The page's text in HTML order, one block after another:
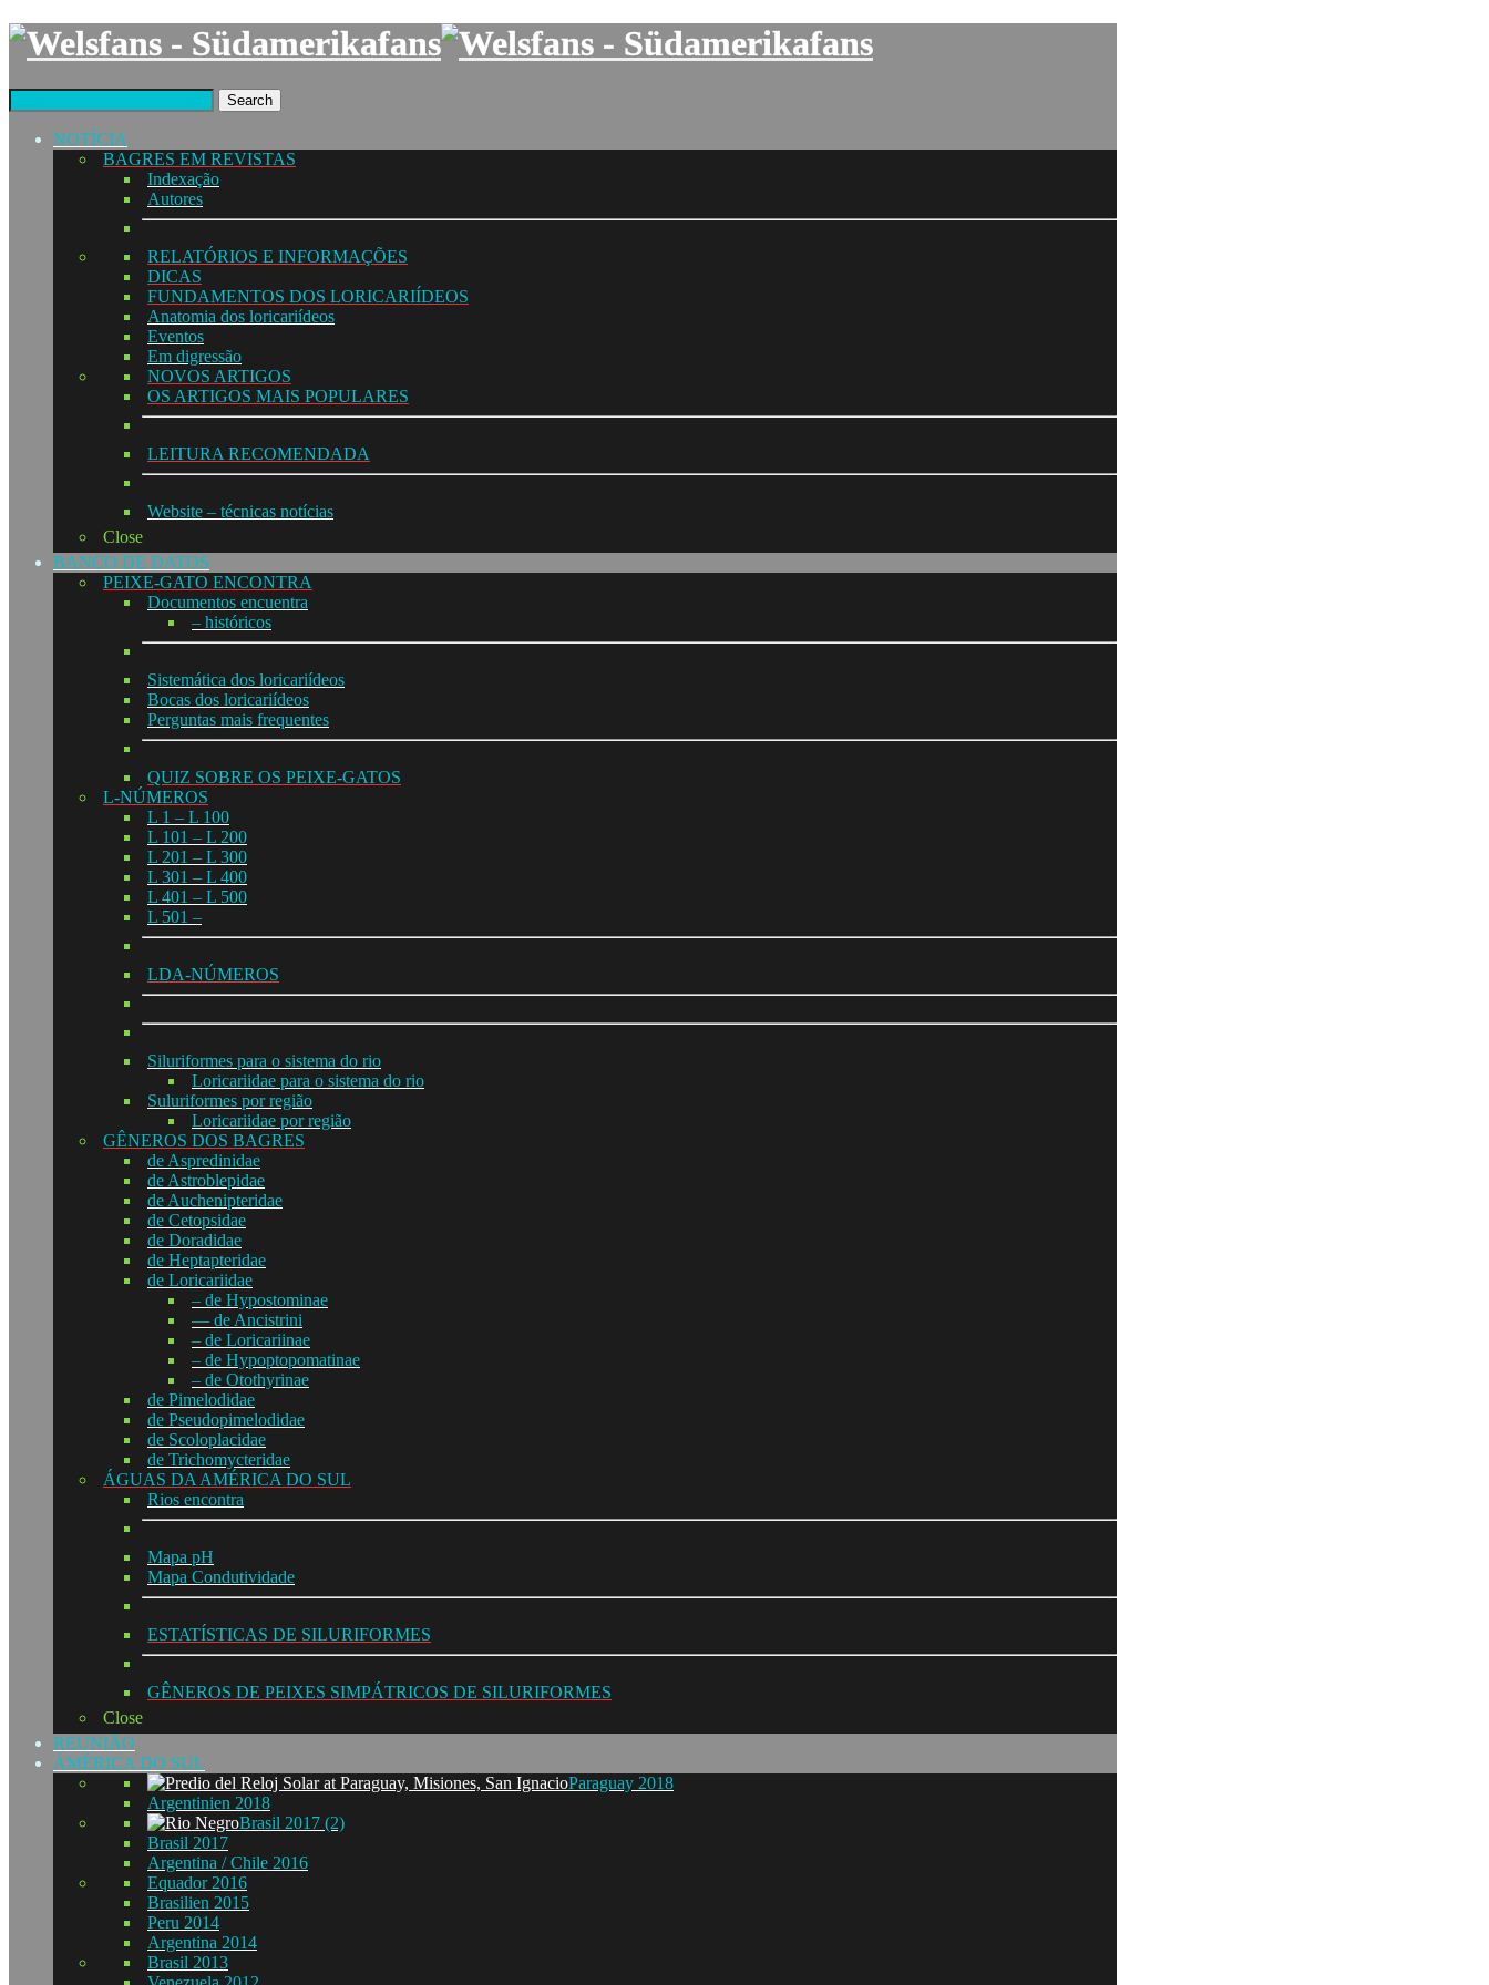
Search
NOTÍCIA
BAGRES EM REVISTAS
Indexação
Autores
RELATÓRIOS E INFORMAÇÕES
DICAS
FUNDAMENTOS DOS LORICARIÍDEOS
Anatomia dos loricariídeos
Eventos
Em digressão
NOVOS ARTIGOS
OS ARTIGOS MAIS POPULARES
LEITURA RECOMENDADA
Website – técnicas notícias
Close
BANCO DE DATOS
PEIXE-GATO ENCONTRA
Documentos encuentra
– históricos
Sistemática dos loricariídeos
Bocas dos loricariídeos
Perguntas mais frequentes
QUIZ SOBRE OS PEIXE-GATOS
L-NÚMEROS
L 1 – L 100
L 101 – L 200
L 201 – L 300
L 301 – L 400
L 401 – L 500
L 501 –
LDA-NÚMEROS
Siluriformes para o sistema do rio
Loricariidae para o sistema do rio
Suluriformes por região
Loricariidae por região
GÊNEROS DOS BAGRES
de Aspredinidae
de Astroblepidae
de Auchenipteridae
de Cetopsidae
de Doradidae
de Heptapteridae
de Loricariidae
– de Hypostominae
— de Ancistrini
– de Loricariinae
– de Hypoptopomatinae
– de Otothyrinae
de Pimelodidae
de Pseudopimelodidae
de Scoloplacidae
de Trichomycteridae
ÁGUAS DA AMÉRICA DO SUL
Rios encontra
Mapa pH
Mapa Condutividade
ESTATÍSTICAS DE SILURIFORMES
GÊNEROS DE PEIXES SIMPÁTRICOS DE SILURIFORMES
Close
REUNIÃO
ÁMÉRICA DO SUL
Paraguay 2018
Argentinien 2018
Brasil 2017 (2)
Brasil 2017
Argentina / Chile 2016
Equador 2016
Brasilien 2015
Peru 2014
Argentina 2014
Brasil 2013